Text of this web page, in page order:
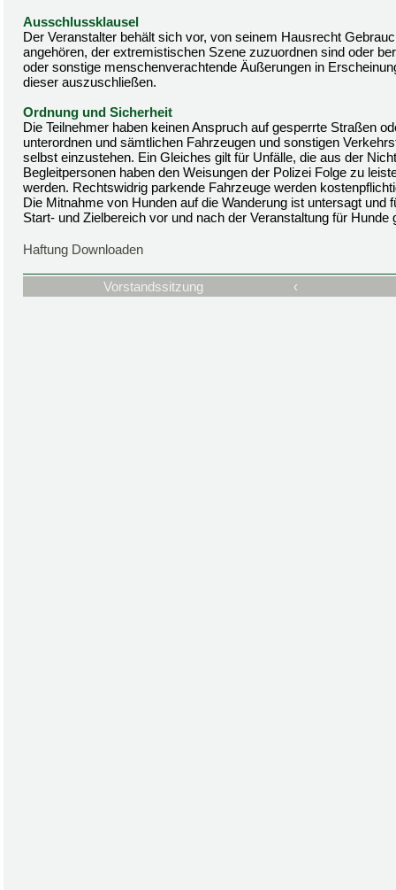
Ausschlussklausel
Der Veranstalter behält sich vor, von seinem Hausrecht
angehören, der extremistischen Szene zuzuordnen sind oder
oder sonstige menschenverachtende Äußerungen in
dieser auszuschließen.
Ordnung und Sicherheit
Die Teilnehmer haben keinen Anspruch auf gesperrte Straßen
unterordnen und sämtlichen Fahrzeugen und sonstigen
selbst einzustehen. Ein Gleiches gilt für Unfälle, die aus der
Begleitpersonen haben den Weisungen der Polizei Folge zu
werden. Rechtswidrig parkende Fahrzeuge werden
Die Mitnahme von Hunden auf die Wanderung ist untersagt
Start- und Zielbereich vor und nach der Veranstaltung für Hunde
Haftung Downloaden
Vorstandssitzung ‹